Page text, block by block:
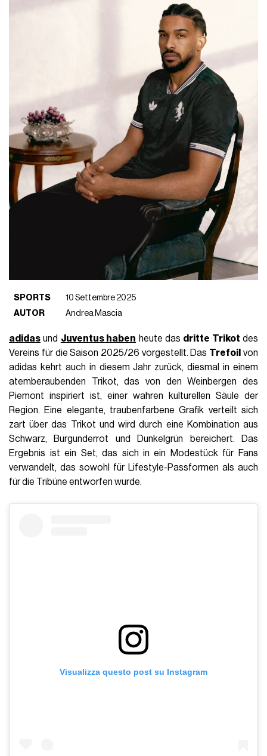
SPORTS
10 Settembre 2025
AUTOR
Andrea Mascia
adidas und Juventus haben heute das dritte Trikot des
Vereins für die Saison 2025/26 vorgestellt. Das Trefoil von
adidas kehrt auch in diesem Jahr zurück, diesmal in einem
atemberaubenden Trikot, das von den Weinbergen des
Piemont inspiriert ist, einer wahren kulturellen Säule der
Region. Eine elegante, traubenfarbene Grafik verteilt sich
zart über das Trikot und wird durch eine Kombination aus
Schwarz, Burgunderrot und Dunkelgrün bereichert. Das
Ergebnis ist ein Set, das sich in ein Modestück für Fans
verwandelt, das sowohl für Lifestyle-Passformen als auch
für die Tribüne entworfen wurde.
Visualizza questo post su Instagram